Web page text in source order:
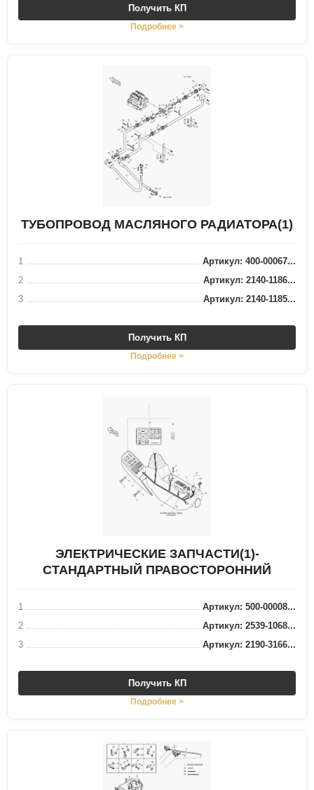
Получить КП
Подробнее >
ТУБОПРОВОД МАСЛЯНОГО РАДИАТОРА(1)
1
Артикул: 400-00067...
2
Артикул: 2140-1186...
3
Артикул: 2140-1185...
Получить КП
Подробнее >
ЭЛЕКТРИЧЕСКИЕ ЗАПЧАСТИ(1)-
СТАНДАРТНЫЙ ПРАВОСТОРОННИЙ
1
Артикул: 500-00008...
2
Артикул: 2539-1068...
3
Артикул: 2190-3166...
Получить КП
Подробнее >